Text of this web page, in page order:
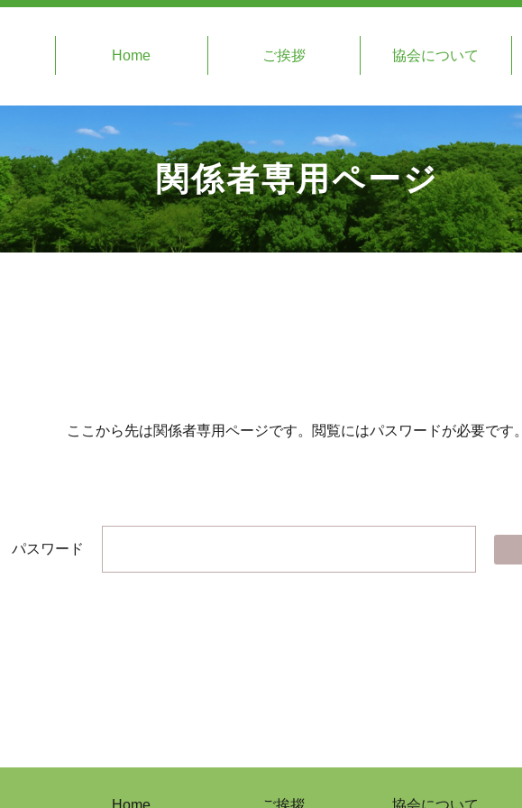
Home ご挨拶 協会について
関係者専用ページ
ここから先は関係者専用ページです。 閲覧にはパスワードが必要です。
パスワード
Home ご挨拶 協会について